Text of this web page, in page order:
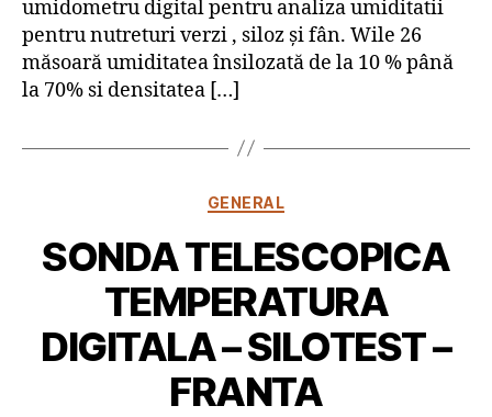
umidometru digital pentru analiza umiditatii
pentru nutreturi verzi , siloz și fân. Wile 26
măsoară umiditatea însilozată de la 10 % până
la 70% si densitatea […]
Categorii
GENERAL
SONDA TELESCOPICA
TEMPERATURA
DIGITALA – SILOTEST –
FRANTA